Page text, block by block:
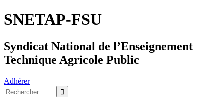
SNETAP-FSU
Syndicat National de l’Enseignement
Technique Agricole Public
Adhérer